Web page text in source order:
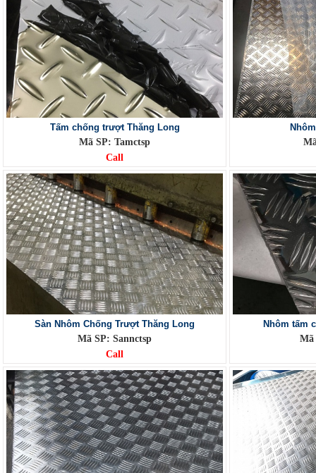
Tấm chống trượt Thăng Long
Mã SP: Tamctsp
Call
Sàn Nhôm Chống Trượt Thăng Long
Mã SP: Sannctsp
Call
Nhôm tấm
Mã